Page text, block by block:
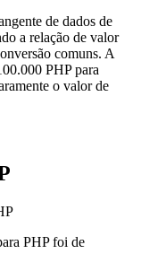
de dados de
a relação de valor
comuns. A
PHP para
o valor de
PHP foi de